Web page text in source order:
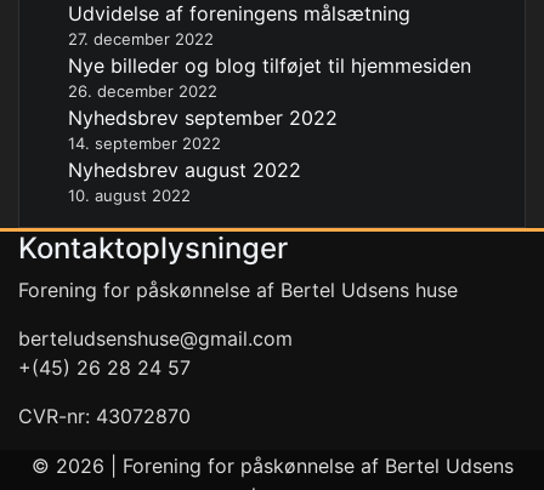
Udvidelse af foreningens målsætning
27. december 2022
Nye billeder og blog tilføjet til hjemmesiden
26. december 2022
Nyhedsbrev september 2022
14. september 2022
Nyhedsbrev august 2022
10. august 2022
Kontaktoplysninger
Forening for påskønnelse af Bertel Udsens huse
berteludsenshuse@gmail.com
+(45) 26 28 24 57
CVR-nr: 43072870
© 2026 | Forening for påskønnelse af Bertel Udsens